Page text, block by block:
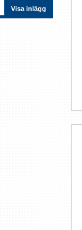
Visa inlägg